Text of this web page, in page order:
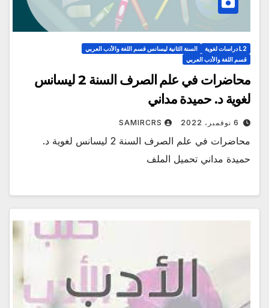
L2 دراسات لغوية
السنة الثانية ليسانس قسم اللغة والأدب العربي
قسم اللغة والأدب العربي
محاضرات في علم الصرف السنة 2 ليسانس
لغوية د. حميدة مداني
6 نوفمبر، 2022 SAMIRCRS
محاضرات في علم الصرف السنة 2 ليسانس لغوية د.
حميدة مداني تحميل الملف